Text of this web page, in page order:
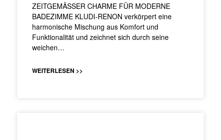
ZEITGEMÄSSER CHARME FÜR MODERNE
BADEZIMME KLUDI-RENON verkörpert eine
harmonische Mischung aus Komfort und
Funktionalität und zeichnet sich durch seine
weichen…
WEITERLESEN >>